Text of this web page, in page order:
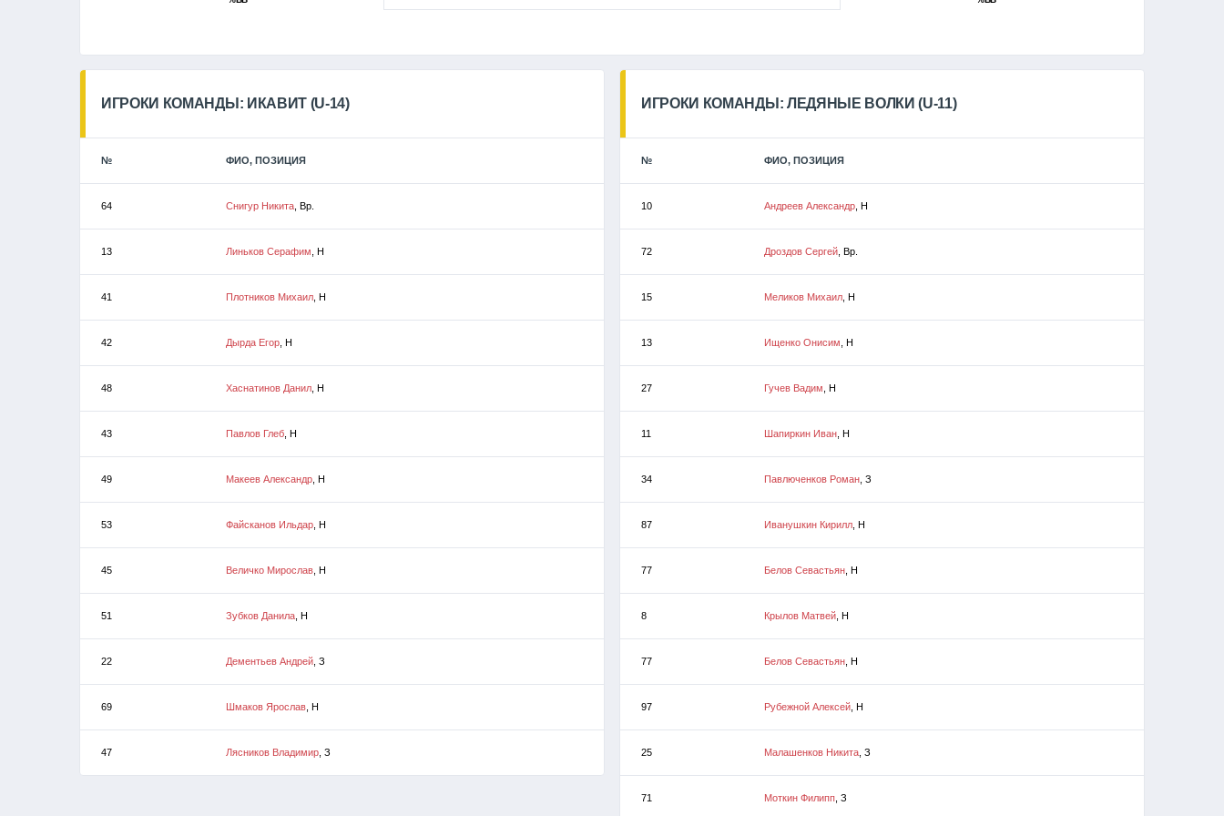
ИГРОКИ КОМАНДЫ: ИКАВИТ (U-14)
№ ФИО, ПОЗИЦИЯ
64 Снигур Никита , Вр.
13 Линьков Серафим , Н
41 Плотников Михаил , Н
42 Дырда Егор , Н
48 Хаснатинов Данил , Н
43 Павлов Глеб , Н
49 Макеев Александр , Н
53 Файсканов Ильдар , Н
45 Величко Мирослав , Н
51 Зубков Данила , Н
22 Дементьев Андрей , З
69 Шмаков Ярослав , Н
47 Лясников Владимир , З
ИГРОКИ КОМАНДЫ: ЛЕДЯНЫЕ ВОЛКИ (U-11)
№ ФИО, ПОЗИЦИЯ
10 Андреев Александр , Н
72 Дроздов Сергей , Вр.
15 Меликов Михаил , Н
13 Ищенко Онисим , Н
27 Гучев Вадим , Н
11 Шапиркин Иван , Н
34 Павлюченков Роман , З
87 Иванушкин Кирилл , Н
77 Белов Севастьян , Н
8 Крылов Матвей , Н
77 Белов Севастьян , Н
97 Рубежной Алексей , Н
25 Малашенков Никита , З
71 Моткин Филипп , З